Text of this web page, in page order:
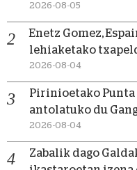
2026-08-05
Enetz Gomez,
lehiaketako
2026-08-04
Pirinioetako Punta
antolatuko du
2026-08-04
Zabalik dago